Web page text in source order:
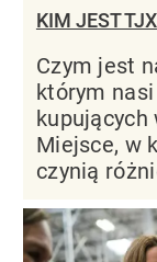
KIM JEST TJX
Czym jest
którym
kupujących
Miejsce, w
czynią